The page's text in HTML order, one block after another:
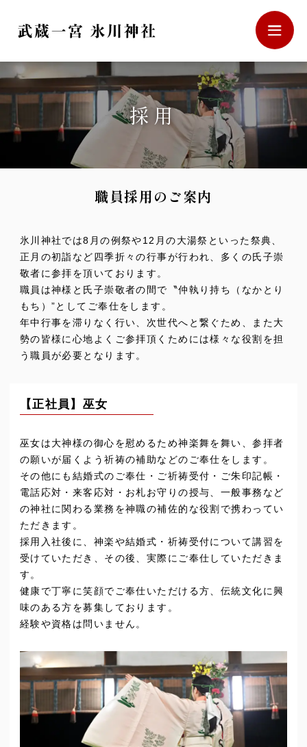
〒330-0803
採用
職員採用のご案内
氷川神社では8月の例祭や12月の大湯祭といった祭典、
正月の初詣など四季折々の行事が行われ、多くの氏子崇
敬者に参拝を頂いております。
職員は神様と氏子崇敬者の間で〝仲執り持ち（なかとり
もち）”としてご奉仕をします。
年中行事を滞りなく行い、次世代へと繋ぐため、また大
勢の皆様に心地よくご参拝頂くためには様々な役割を担
う職員が必要となります。
【正社員】巫女
巫女は大神様の御心を慰めるため神楽舞を舞い、参拝者
の願いが届くよう祈祷の補助などのご奉仕をします。
その他にも結婚式のご奉仕・ご祈祷受付・ご朱印記帳・
電話応対・来客応対・お札お守りの授与、一般事務など
の神社に関わる業務を神職の補佐的な役割で携わってい
ただきます。
採用入社後に、神楽や結婚式・祈祷受付について講習を
受けていただき、その後、実際にご奉仕していただきま
す。
健康で丁寧に笑顔でご奉仕いただける方、伝統文化に興
味のある方を募集しております。
経験や資格は問いません。